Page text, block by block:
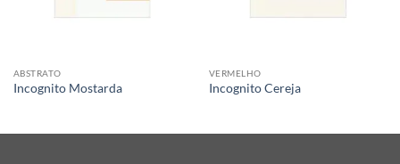
ABSTRATO
Incognito Mostarda
VERMELHO
Incognito Cereja